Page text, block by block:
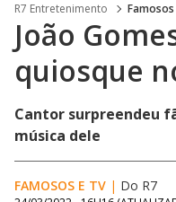
R7 Entretenimento Famosos
João
quiosque
Cantor surpreendeu
música dele
FAMOSOS E TV | Do R7